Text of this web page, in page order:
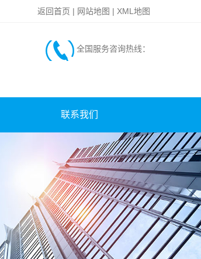
返回首页 | 网站地图 | XML地图
全国服务咨询热线：
联系我们